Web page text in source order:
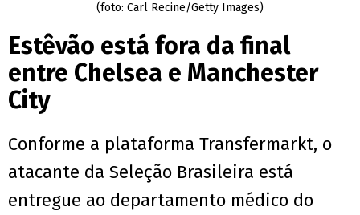
(foto: Carl Recine/Getty Images)
Estêvão está fora da final
entre Chelsea e Manchester
City
Conforme a plataforma Transfermarkt, o
atacante da Seleção Brasileira está
entregue ao departamento médico do